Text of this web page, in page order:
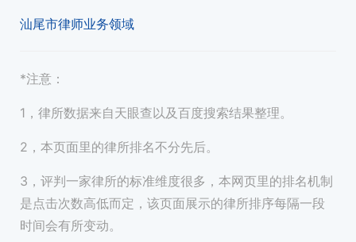
汕尾市律师业务领域
*注意：
1，律所数据来自天眼查以及百度搜索结果整理。
2，本页面里的律所排名不分先后。
3，评判一家律所的标准维度很多，本网页里的排名机制
是点击次数高低而定，该页面展示的律所排序每隔一段
时间会有所变动。